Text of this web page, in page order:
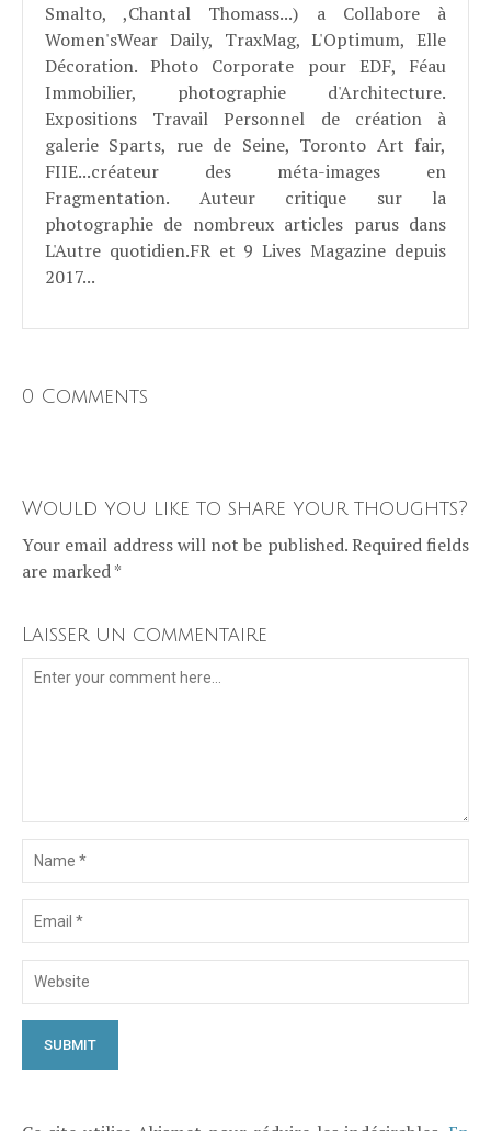
Smalto, ,Chantal Thomass...) a Collabore à
Women'sWear Daily, TraxMag, L'Optimum, Elle
Décoration. Photo Corporate pour EDF, Féau
Immobilier, photographie d'Architecture.
Expositions Travail Personnel de création à
galerie Sparts, rue de Seine, Toronto Art fair,
FIIE...créateur des méta-images en
Fragmentation. Auteur critique sur la
photographie de nombreux articles parus dans
L'Autre quotidien.FR et 9 Lives Magazine depuis
2017...
0 Comments
Would you like to share your thoughts?
Your email address will not be published. Required fields
are marked *
Laisser un commentaire